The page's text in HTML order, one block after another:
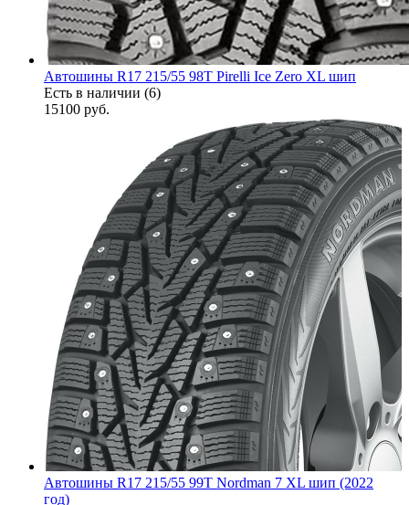
Автошины R17 215/55 98T Pirelli Ice Zero XL шип
Есть в наличии (6)
15100 руб.
Автошины R17 215/55 99T Nordman 7 XL шип (2022
год)